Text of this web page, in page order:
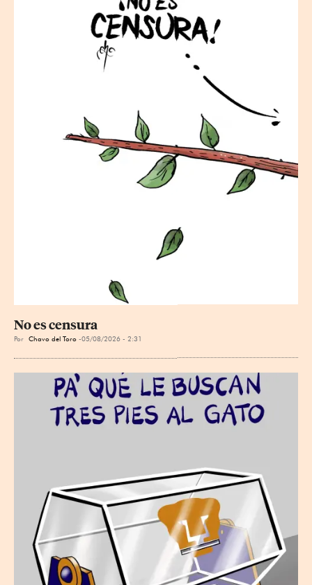
No es censura
Por Chavo del Toro 05/08/2026 - 2:31